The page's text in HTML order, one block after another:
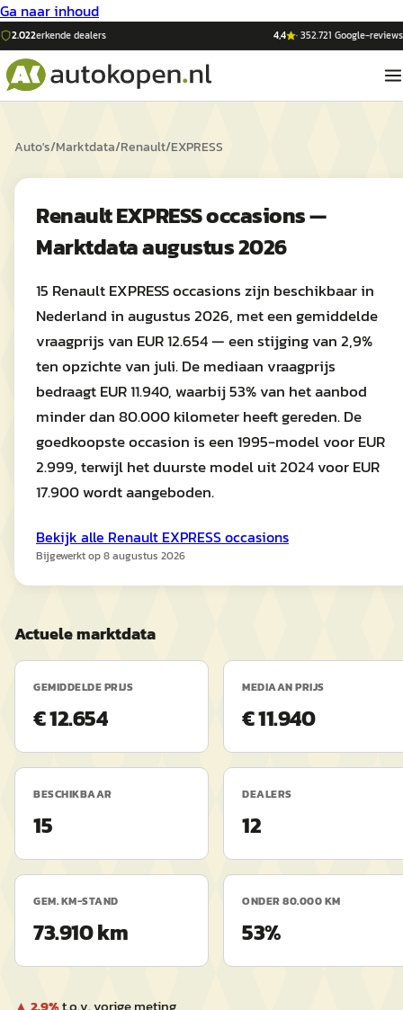
Ga naar inhoud
2.022erkende dealers 4,4 ·352.721 Google-reviews
Auto's/Marktdata/Renault/EXPRESS
Renault EXPRESS occasions —
Marktdata augustus 2026
15 Renault EXPRESS occasions zijn beschikbaar in
Nederland in augustus 2026, met een gemiddelde
vraagprijs van EUR 12.654 — een stijging van 2,9%
ten opzichte van juli. De mediaan vraagprijs
bedraagt EUR 11.940, waarbij 53% van het aanbod
minder dan 80.000 kilometer heeft gereden. De
goedkoopste occasion is een 1995-model voor EUR
2.999, terwijl het duurste model uit 2024 voor EUR
17.900 wordt aangeboden.
Bekijk alle Renault EXPRESSoccasions
Bijgewerkt op8 augustus 2026
Actuele marktdata
GEMIDDELDE PRIJS
€ 12.654
MEDIAAN PRIJS
€ 11.940
BESCHIKBAAR
15
DEALERS
12
GEM. KM-STAND
73.910 km
ONDER 80.000 KM
53%